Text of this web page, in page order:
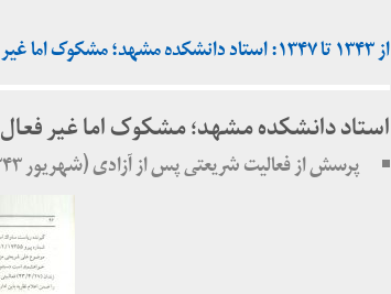
از ۱۳۴۳ تا ۱۳۴۷: استاد دانشکده مشهد؛ مشکوک اما غیر فعال
استاد دانشکده مشهد؛ مشکوک اما غیر فعال
پرسش از فعالیت شریعتی پس از آزادی (شهریور ۱۳۴۳)